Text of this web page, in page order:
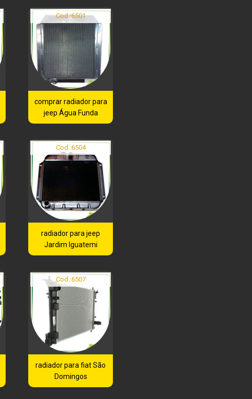
Cod.:6501
comprar radiador para
jeep Água Funda
Cod.:6504
radiador para jeep
Jardim Iguatemi
Cod.:6507
radiador para fiat São
Domingos